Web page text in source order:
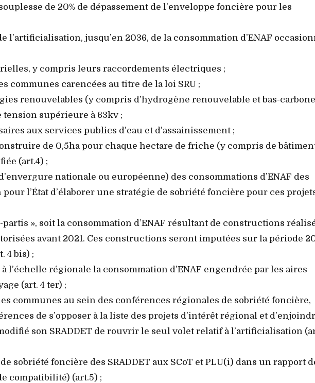
de 20% de dépassement de l’enveloppe foncière pour les
l’artificialisation, jusqu’en 2036, de la consommation d’ENAF
y compris leurs raccordements électriques ;
communes carencées au titre de la loi SRU ;
renouvelables (y compris d’hydrogène renouvelable et bas-
tension supérieure à 63kv ;
aux services publics d’eau et d’assainissement ;
de 0,5ha pour chaque hectare de friche (y compris de
(art.4) ;
nationale ou européenne) des consommations d’ENAF des
l’État d’élaborer une stratégie de sobriété foncière pour ces
», soit la consommation d’ENAF résultant de constructions
avant 2021. Ces constructions seront imputées sur la période
4 bis) ;
l’échelle régionale la consommation d’ENAF engendrée par les aires
(art. 4 ter) ;
communes au sein des conférences régionales de sobriété foncière,
de s’opposer à la liste des projets d’intérêt régional et
son SRADDET de rouvrir le seul volet relatif à l’artificialisation
sobriété foncière des SRADDET aux SCoT et PLU(i) dans un rapport
compatibilité) (art.5) ;